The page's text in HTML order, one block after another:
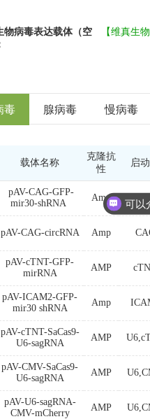
物病毒表达载体（空
【维真生
毒 腺病毒 慢病毒
载体名称
克隆抗
性
启
pAV-CAG-GFP-
mir30-shRNA
Amp
pAV-CAG-circRNA Amp
pAV-cTNT-GFP-
mirRNA
AMP
pAV-ICAM2-GFP-
mir30 shRNA
Amp
pAV-cTNT-SaCas9-
U6-sagRNA
AMP
pAV-CMV-SaCas9-
U6-sagRNA
AMP
pAV-U6-sagRNA-
CMV-mCherry
AMP